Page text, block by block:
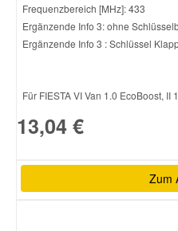
Frequenzbereich [MHz]: 433
Ergänzende Info 3: ohne
Ergänzende Info 3 : Schlüssel
Für FIESTA VI Van 1.0 EcoBoost, II
13,04 €
Zum